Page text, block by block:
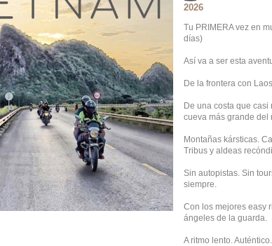
2026
Tu PRIMERA vez en
días)
Así va a ser esta
De la frontera con
De una costa que
cueva más grande del
Montañas kársticas.
Tribus y aldeas
Sin autopistas. Sin
siempre.
Con los mejores easy
ángeles de la guarda.
A ritmo lento.